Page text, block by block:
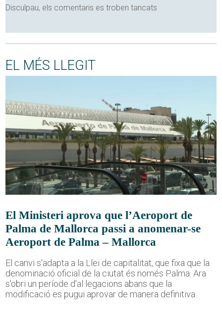
Disculpau, els comentaris es troben tancats
EL MÉS LLEGIT
El Ministeri aprova que l’Aeroport de
Palma de Mallorca passi a anomenar-se
Aeroport de Palma – Mallorca
El canvi s'adapta a la Llei de capitalitat, que fixa que la
denominació oficial de la ciutat és només Palma. Ara
s'obri un període d'al·legacions abans que la
modificació es pugui aprovar de manera definitiva.